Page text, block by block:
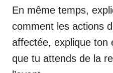
En même temps,
comment les actions
affectée, explique ton
que tu attends de la